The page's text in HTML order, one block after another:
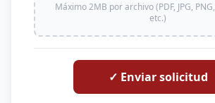
Máximo 2MB por archivo (PDF, JPG, PNG,
etc.)
✓ Enviar solicitud